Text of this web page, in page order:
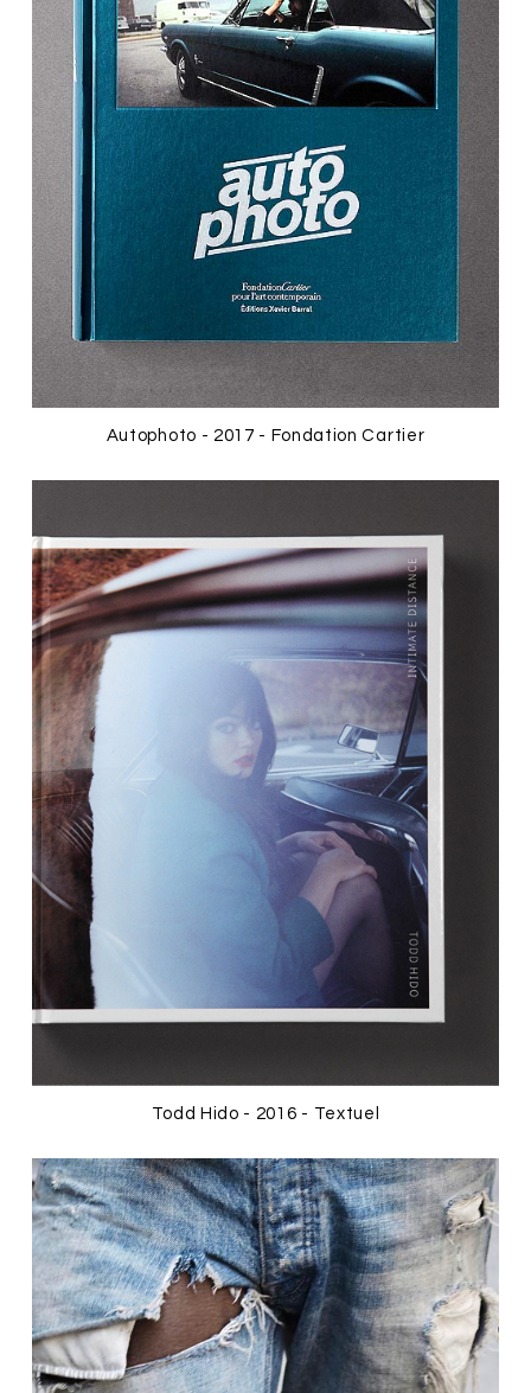
Autophoto - 2017 - Fondation Cartier
Todd Hido - 2016 - Textuel